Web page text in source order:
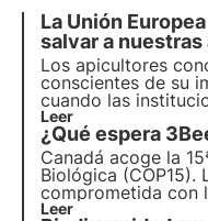
La Unión
salvar a nuestras
Los apicultores
conscientes de su
cuando las
muestran su
propuestas
preciosos insectos
Leer
¿Qué espera
Canadá acoge la
Biológica (COP15).
comprometida con
biodiversidad, pero
Leer